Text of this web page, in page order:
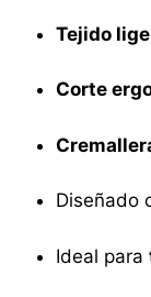
Tejido
Corte
Diseñado
Ideal para